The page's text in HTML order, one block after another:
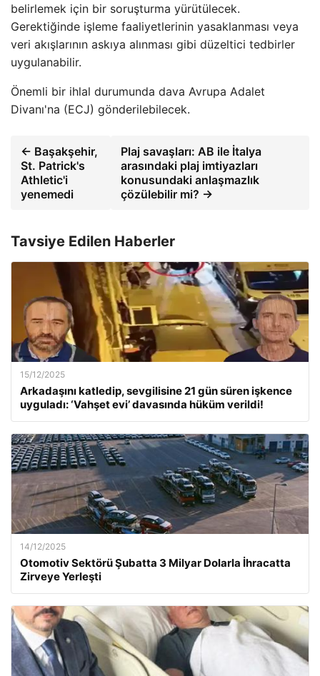
belirlemek için bir soruşturma yürütülecek.
Gerektiğinde işleme faaliyetlerinin yasaklanması veya
veri akışlarının askıya alınması gibi düzeltici tedbirler
uygulanabilir.
Önemli bir ihlal durumunda dava Avrupa Adalet
Divanı'na (ECJ) gönderilebilecek.
← Başakşehir,
St. Patrick's
Athletic'i
yenemedi
Plaj savaşları: AB ile İtalya
arasındaki plaj imtiyazları
konusundaki anlaşmazlık
çözülebilir mi? →
Tavsiye Edilen Haberler
15/12/2025
Arkadaşını katledip, sevgilisine 21 gün süren işkence
uyguladı: ‘Vahşet evi’ davasında hüküm verildi!
14/12/2025
Otomotiv Sektörü Şubatta 3 Milyar Dolarla İhracatta
Zirveye Yerleşti